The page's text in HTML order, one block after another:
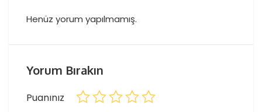
Henüz yorum yapılmamış.
Yorum Bırakın
Puanınız